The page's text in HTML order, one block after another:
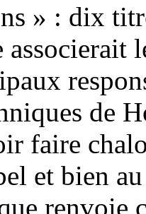
» : dix
associerait
de
faire
et bien
renvoie